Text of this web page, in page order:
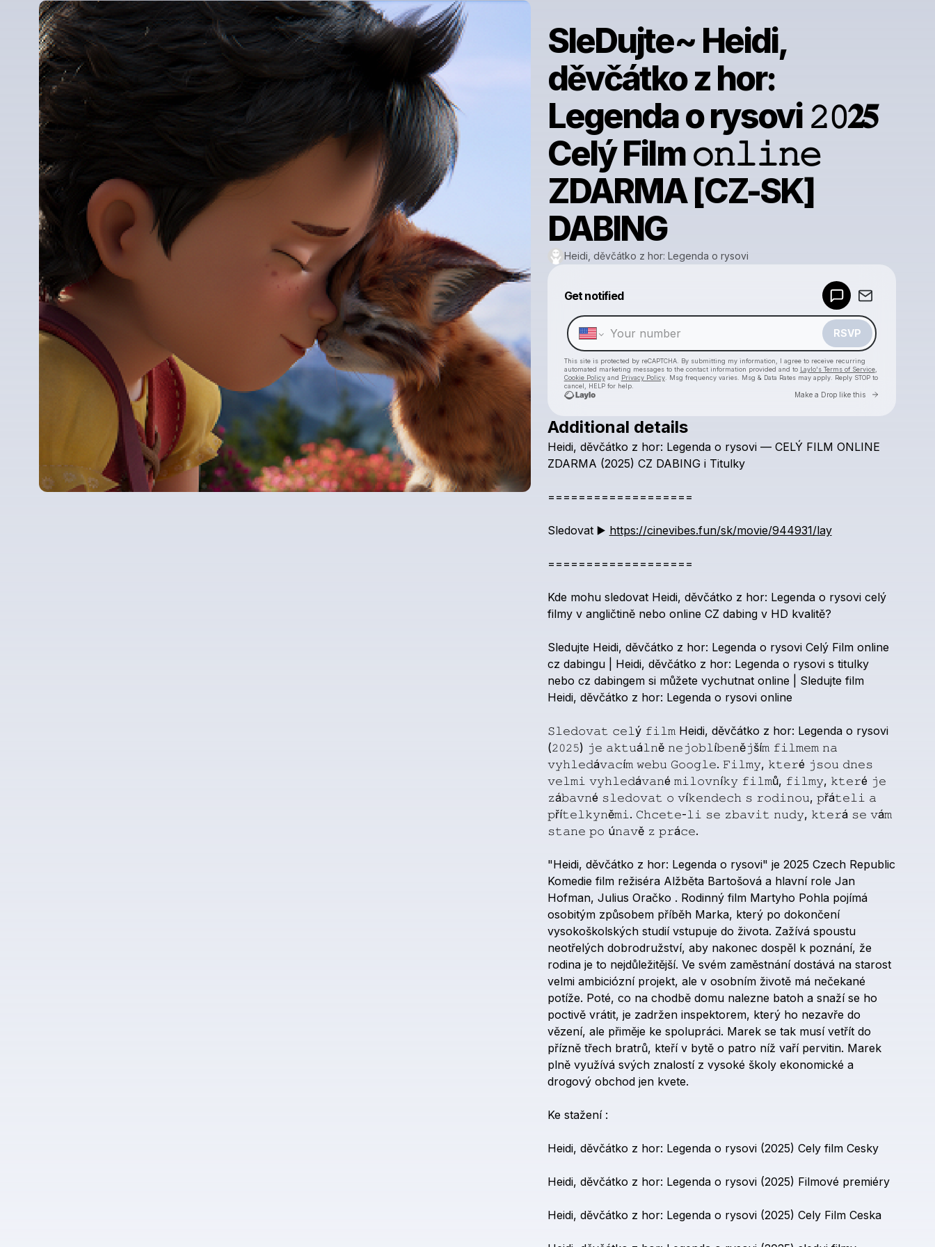
SleDujte~ Heidi,
děvčátko z hor:
Legenda o rysovi 𝟸𝟶𝟐𝟓
Celý Film 𝚘𝚗𝚕𝚒𝚗𝚎
ZDARMA [CZ-SK]
DABING
Heidi, děvčátko z hor: Legenda o rysovi
Get notified
RSVP
This site is protected by reCAPTCHA. By submitting my information, I agree to receive recurring
automated marketing messages to the contact information provided and to Laylo's Terms of Service,
Cookie Policyand Privacy Policy. Msg frequency varies. Msg & Data Rates may apply. Reply STOP to
cancel, HELP for help.
Make a Drop like this Go to
Check your texts
Additional details
Heidi, děvčátko z hor: Legenda o rysovi — CELÝ FILM ONLINE
ZDARMA (2025) CZ DABING i Titulky
===================
Sledovat ▶️ https://cinevibes.fun/sk/movie/944931/lay
===================
Kde mohu sledovat Heidi, děvčátko z hor: Legenda o rysovi celý
filmy v angličtině nebo online CZ dabing v HD kvalitě?
Sledujte Heidi, děvčátko z hor: Legenda o rysovi Celý Film online
cz dabingu Heidi, děvčátko z hor: Legenda o rysovi s titulky
nebo cz dabingem si můžete vychutnat online Sledujte film
Heidi, děvčátko z hor: Legenda o rysovi online
𝚂𝚕𝚎𝚍𝚘𝚟𝚊𝚝 𝚌𝚎𝚕ý 𝚏𝚒𝚕𝚖 Heidi, děvčátko z hor: Legenda o rysovi
(𝟸𝟶𝟸𝟻) 𝚓𝚎 𝚊𝚔𝚝𝚞á𝚕𝚗ě 𝚗𝚎𝚓𝚘𝚋𝚕í𝚋𝚎𝚗ě𝚓ší𝚖 𝚏𝚒𝚕𝚖𝚎𝚖 𝚗𝚊
𝚟𝚢𝚑𝚕𝚎𝚍á𝚟𝚊𝚌í𝚖 𝚠𝚎𝚋𝚞 𝙶𝚘𝚘𝚐𝚕𝚎. 𝙵𝚒𝚕𝚖𝚢, 𝚔𝚝𝚎𝚛é 𝚓𝚜𝚘𝚞 𝚍𝚗𝚎𝚜
𝚟𝚎𝚕𝚖𝚒 𝚟𝚢𝚑𝚕𝚎𝚍á𝚟𝚊𝚗é 𝚖𝚒𝚕𝚘𝚟𝚗í𝚔𝚢 𝚏𝚒𝚕𝚖ů, 𝚏𝚒𝚕𝚖𝚢, 𝚔𝚝𝚎𝚛é 𝚓𝚎
𝚣á𝚋𝚊𝚟𝚗é 𝚜𝚕𝚎𝚍𝚘𝚟𝚊𝚝 𝚘 𝚟í𝚔𝚎𝚗𝚍𝚎𝚌𝚑 𝚜 𝚛𝚘𝚍𝚒𝚗𝚘𝚞, 𝚙řá𝚝𝚎𝚕𝚒 𝚊
𝚙ří𝚝𝚎𝚕𝚔𝚢𝚗ě𝚖𝚒. 𝙲𝚑𝚌𝚎𝚝𝚎-𝚕𝚒 𝚜𝚎 𝚣𝚋𝚊𝚟𝚒𝚝 𝚗𝚞𝚍𝚢, 𝚔𝚝𝚎𝚛á 𝚜𝚎 𝚟á𝚖
𝚜𝚝𝚊𝚗𝚎 𝚙𝚘 ú𝚗𝚊𝚟ě 𝚣 𝚙𝚛á𝚌𝚎.
"Heidi, děvčátko z hor: Legenda o rysovi" je 2025 Czech Republic
Komedie film režiséra Alžběta Bartošová a hlavní role Jan
Hofman, Julius Oračko . Rodinný film Martyho Pohla pojímá
osobitým způsobem příběh Marka, který po dokončení
vysokoškolských studií vstupuje do života. Zažívá spoustu
neotřelých dobrodružství, aby nakonec dospěl k poznání, že
rodina je to nejdůležitější. Ve svém zaměstnání dostává na starost
velmi ambiciózní projekt, ale v osobním životě má nečekané
potíže. Poté, co na chodbě domu nalezne batoh a snaží se ho
poctivě vrátit, je zadržen inspektorem, který ho nezavře do
vězení, ale přiměje ke spolupráci. Marek se tak musí vetřít do
přízně třech bratrů, kteří v bytě o patro níž vaří pervitin. Marek
plně využívá svých znalostí z vysoké školy ekonomické a
drogový obchod jen kvete.
Ke stažení :
Heidi, děvčátko z hor: Legenda o rysovi (2025) Cely film Cesky
Heidi, děvčátko z hor: Legenda o rysovi (2025) Filmové premiéry
Heidi, děvčátko z hor: Legenda o rysovi (2025) Cely Film Ceska